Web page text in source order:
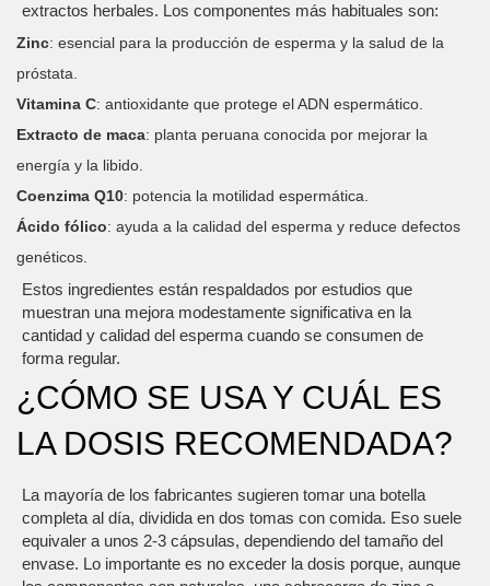
extractos herbales. Los componentes más habituales son:
Zinc: esencial para la producción de esperma y la salud de la
próstata.
Vitamina C: antioxidante que protege el ADN espermático.
Extracto de maca: planta peruana conocida por mejorar la
energía y la libido.
Coenzima Q10: potencia la motilidad espermática.
Ácido fólico: ayuda a la calidad del esperma y reduce defectos
genéticos.
Estos ingredientes están respaldados por estudios que
muestran una mejora modestamente significativa en la
cantidad y calidad del esperma cuando se consumen de
forma regular.
¿CÓMO SE USA Y CUÁL ES
LA DOSIS RECOMENDADA?
La mayoría de los fabricantes sugieren tomar una botella
completa al día, dividida en dos tomas con comida. Eso suele
equivaler a unos 2-3 cápsulas, dependiendo del tamaño del
envase. Lo importante es no exceder la dosis porque, aunque